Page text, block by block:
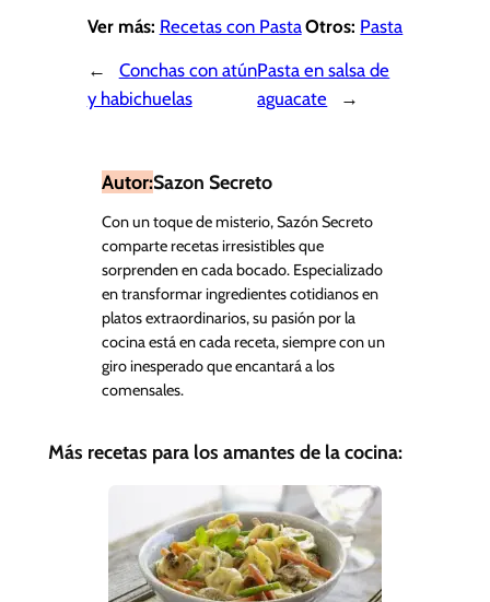
Ver más: Recetas con PastaOtros: Pasta
←
Conchas con atún
y habichuelas
Pasta en salsa de
aguacate
→
Autor:Sazon Secreto
Con un toque de misterio, Sazón Secreto
comparte recetas irresistibles que
sorprenden en cada bocado. Especializado
en transformar ingredientes cotidianos en
platos extraordinarios, su pasión por la
cocina está en cada receta, siempre con un
giro inesperado que encantará a los
comensales.
Más recetas para los amantes de la cocina: